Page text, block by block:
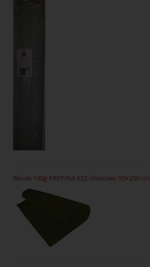
Bibuła 180g KREPINA 622 oliwkowy 50x250 cm